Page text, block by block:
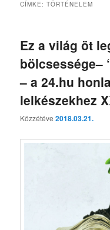
CÍMKE:TÖRTÉNELEM
Ez a világ öt
bölcsessége–
– a 24.hu
lelkészekhez
Közzétéve2018.03.21.